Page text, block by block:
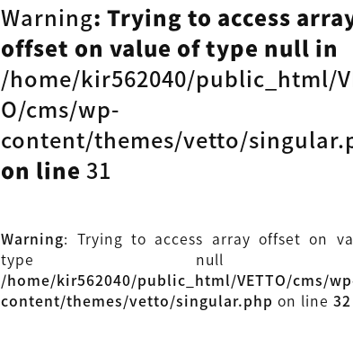
Warning: Trying to access
offset on value of type null in
/home/kir562040/public_html/
O/cms/wp-
content/themes/vetto/
on line31
Warning: Trying to access array offset on
type null
/home/kir562040/public_html/VETTO/cms/
content/themes/vetto/singular.php on line32